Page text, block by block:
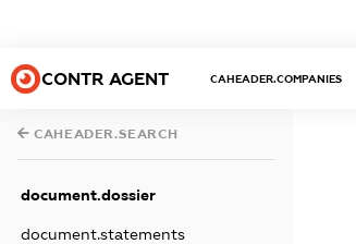
CONTR AGENT CAHEADER.COMPANIES
CAHEADER.SEARCH
document.dossier
document.statements